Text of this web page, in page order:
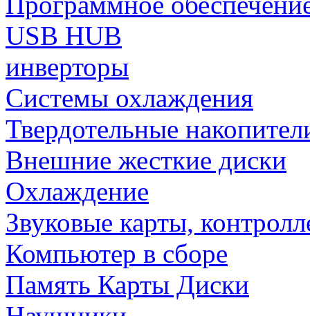
USB HUB
инверторы
Системы охлаждения
Твердотельные
Внешние жесткие диски
Охлаждение
Звуковые карты,
Компьютер в сборе
Память Карты Диски